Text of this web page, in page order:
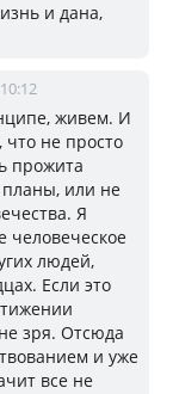
и дана,
живем. И
что не просто
прожита
планы, или не
Я
человеческое
людей,
Если это
зря. Отсюда
и уже
все не